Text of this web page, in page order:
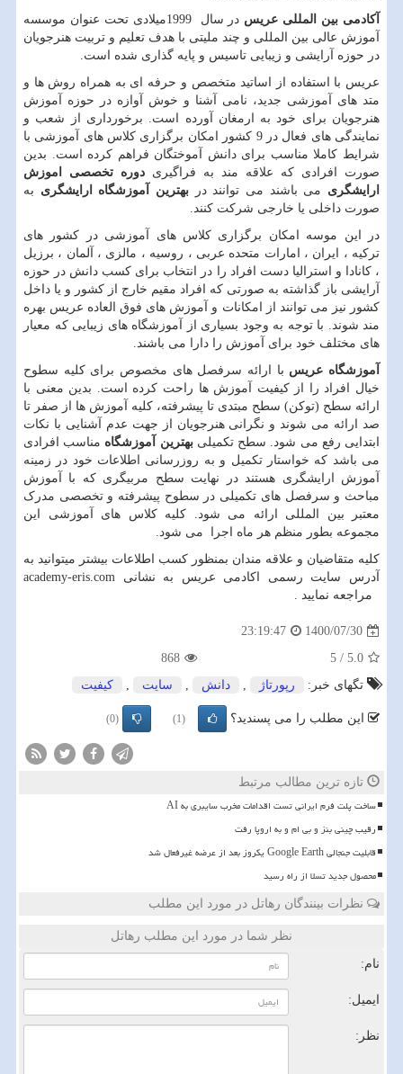
آکادمی بین المللی عریس در سال 1999میلادی تحت عنوان موسسه
آموزش عالی بین المللی و چند ملیتی با هدف تعلیم و تربیت هنرجویان
در حوزه آرایشی و زیبایی تاسیس و پایه گذاری شده است.
عریس با استفاده از اساتید متخصص و حرفه ای به همراه روش ها و
متد های آموزشی جدید، نامی آشنا و خوش آوازه در حوزه آموزش
هنرجویان برای خود به ارمغان آورده است. برخورداری از شعب و
نمایندگی های فعال در 9 کشور امکان برگزاری کلاس های آموزشی با
شرایط کاملا مناسب برای دانش آموختگان فراهم کرده است. بدین
صورت افرادی که علاقه مند به فراگیری دوره تخصصی اموزش
ارایشگری می باشند می توانند در بهترین آموزشگاه ارایشگری به
صورت داخلی یا خارجی شرکت کنند.
در این موسه امکان برگزاری کلاس های آموزشی در کشور های
ترکیه ، ایران ، امارات متحده عربی ، روسیه ، مالزی ، آلمان ، برزیل
، کانادا و استرالیا دست افراد را در انتخاب برای کسب دانش در حوزه
آرایشی باز گذاشته به صورتی که افراد مقیم خارج از کشور و یا داخل
کشور نیز می توانند از امکانات و آموزش های فوق العاده عریس بهره
مند شوند. با توجه به وجود بسیاری از آموزشگاه های زیبایی که معیار
های مختلف خود برای آموزش را دارا می باشند.
آموزشگاه عریس با ارائه سرفصل های مخصوص برای کلیه سطوح
خیال افراد را از کیفیت آموزش ها راحت کرده است. بدین معنی با
ارائه سطح (توکن) سطح مبتدی تا پیشرفته، کلیه آموزش ها از صفر تا
صد ارائه می شوند و نگرانی هنرجویان از جهت عدم آشنایی با نکات
ابتدایی رفع می شود. سطح تکمیلیبهترین آموزشگاه مناسب افرادی
می باشد که خواستار تکمیل و به روزرسانی اطلاعات خود در زمینه
آموزش ارایشگری هستند در نهایت سطح مربیگری که با آموزش
مباحث و سرفصل های تکمیلی در سطوح پیشرفته و تخصصی مدرک
معتبر بین المللی ارائه می شود. کلیه کلاس های آموزشی این
مجموعه بطور منظم هر ماه اجرا می شود.
کلیه متقاضیان و علاقه مندان بمنظور کسب اطلاعات بیشتر میتوانید به
آدرس سایت رسمی اکادمی عریس به نشانی academy-eris.com
مراجعه نمایید .
1400/07/30
23:19:47
5.0
/
5
868
تگهای خبر:
رپورتاژ , دانش , سایت , كیفیت
این مطلب را می پسندید؟ (1)
(0)
تازه ترین مطالب مرتبط
ساخت پلت فرم ایرانی تست اقدامات مخرب سایبری به AI
رقیب چینی بنز و بی ام و به اروپا رفت
قابلیت جنجالی Google Earth یکروز بعد از عرضه غیرفعال شد
محصول جدید تسلا از راه رسید
نظرات بینندگان رهاتل در مورد این مطلب
نظر شما در مورد این مطلب رهاتل
نام:
ایمیل:
نظر: